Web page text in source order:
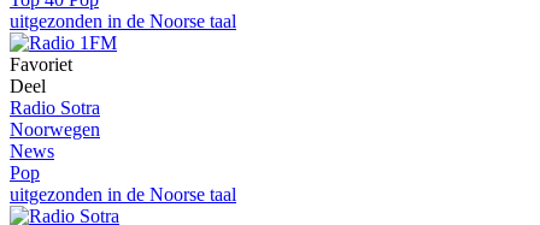
uitgezonden in de Noorse taal
Favoriet
Deel
Radio Sotra
Noorwegen
News
Pop
uitgezonden in de Noorse taal